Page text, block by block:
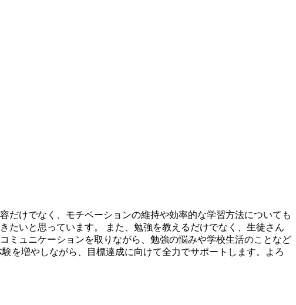
だけでなく、モチベーションの維持や効率的な学習方法についても
たいと思っています。 また、勉強を教えるだけでなく、生徒さん
ミュニケーションを取りながら、勉強の悩みや学校生活のことなど
を増やしながら、目標達成に向けて全力でサポートします。よろ